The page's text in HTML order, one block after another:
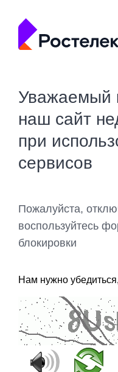
Уважаемый
наш сайт
при
сервисов
Пожалуйста,
воспользуйтесь
блокировки
Нам нужно